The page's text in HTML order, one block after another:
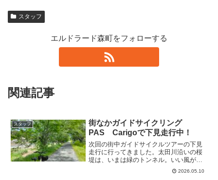
スタッフ
エルドラード森町をフォローする
関連記事
スタッフ
街なかガイドサイクリング
PAS Carigoで下見走行中！
次回の街中ガイドサイクルツアーの下見
走行に行ってきました。太田川沿いの桜
堤は、いまは緑のトンネル。いい風が吹
いていました。このまま、蔵雲院（城
下）方面へ向かって北上します。
2026.05.10